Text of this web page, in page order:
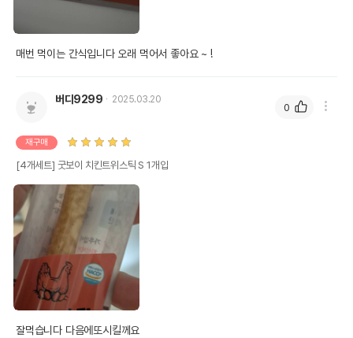
매번 먹이는 간식입니다 오래 먹어서 좋아요 ~ !
버디9299 2025.03.20
재구매
[4개세트] 굿보이 치킨트위스틱 S 1개입
잘먹습니다 다음에또시킬께요
0